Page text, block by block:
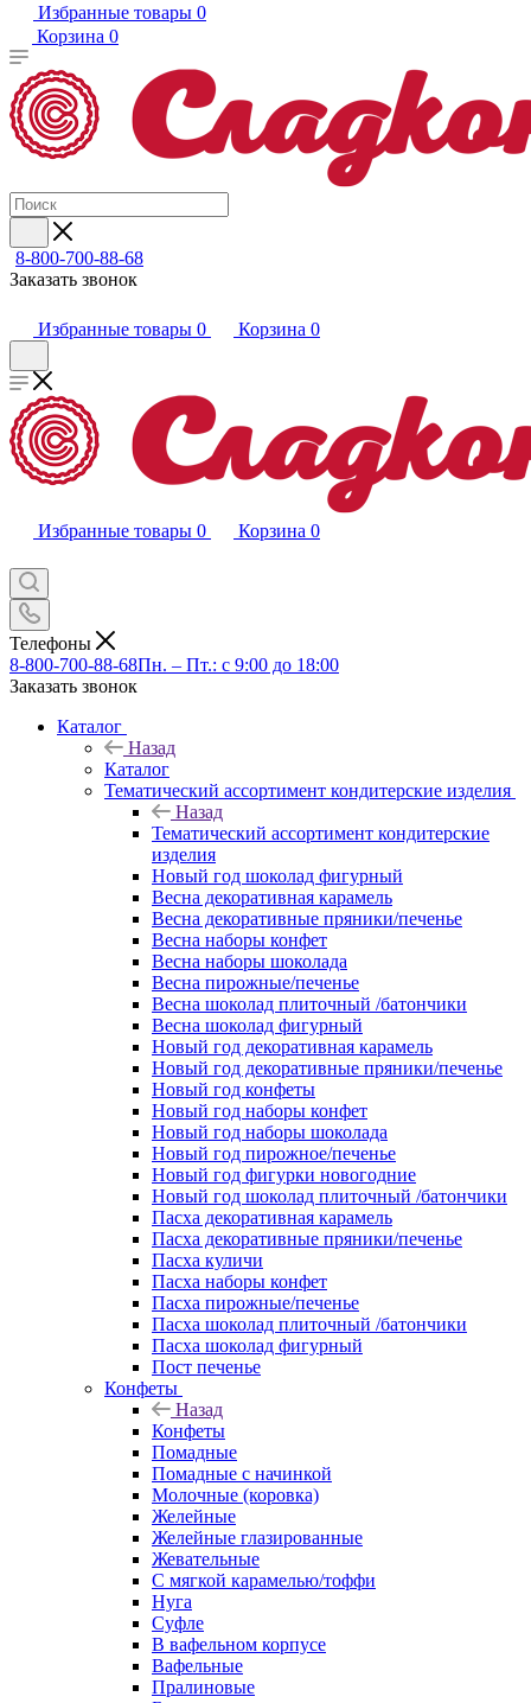
Избранные товары 0
Корзина 0
8-800-700-88-68
Заказать звонок
Избранные товары 0 Корзина 0
Избранные товары 0 Корзина 0
Телефоны
8-800-700-88-68Пн. – Пт.: с 9:00 до 18:00
Заказать звонок
Каталог
Назад
Каталог
Тематический ассортимент кондитерские изделия
Назад
Тематический ассортимент кондитерские
изделия
Новый год шоколад фигурный
Весна декоративная карамель
Весна декоративные пряники/печенье
Весна наборы конфет
Весна наборы шоколада
Весна пирожные/печенье
Весна шоколад плиточный /батончики
Весна шоколад фигурный
Новый год декоративная карамель
Новый год декоративные пряники/печенье
Новый год конфеты
Новый год наборы конфет
Новый год наборы шоколада
Новый год пирожное/печенье
Новый год фигурки новогодние
Новый год шоколад плиточный /батончики
Пасха декоративная карамель
Пасха декоративные пряники/печенье
Пасха куличи
Пасха наборы конфет
Пасха пирожные/печенье
Пасха шоколад плиточный /батончики
Пасха шоколад фигурный
Пост печенье
Конфеты
Назад
Конфеты
Помадные
Помадные с начинкой
Молочные (коровка)
Желейные
Желейные глазированные
Жевательные
С мягкой карамелью/тоффи
Нуга
Суфле
В вафельном корпусе
Вафельные
Пралиновые